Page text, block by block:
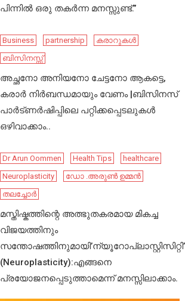
പിന്നിൽ ഒരു തകർന്ന മനസ്സുണ്ട്.”
Business partnership
കരാറുകൾ
ബിസിനസ്സ്
അച്ഛനോ അനിയനോ ചേട്ടനോ ആകട്ടെ,
കരാർ നിർബന്ധമായും വേണം |ബിസിനസ്
പാർട്ണർഷിപ്പിലെ പറ്റിക്കപ്പെടലുകൾ
ഒഴിവാക്കാം..
Dr Arun Oommen Health Tips
healthcare
Neuroplasticity
ഡോ .അരുൺ ഉമ്മൻ
തലച്ചോർ
മസ്തിഷ്കത്തിന്റെ അത്ഭുതകരമായ മികച്ച
വിജയത്തിനും
സന്തോഷത്തിനുമായി’ന്യൂറോപ്ലാസ്റ്റിസിറ്റി’
(Neuroplasticity):എങ്ങനെ
പ്രയോജനപ്പെടുത്താമെന്ന് മനസ്സിലാക്കാം.